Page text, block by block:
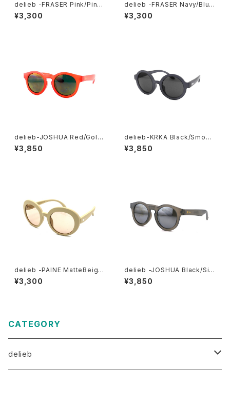
delieb -FRASER Pink/Pink
mirror- KIDSsize
¥3,300
delieb -FRASER Navy/Blue
mirror- KIDSsize
¥3,300
delieb-JOSHUA Red/Gold
mirror- BABYsize
¥3,850
delieb-KRKA Black/Smoke
- KIDSsize
¥3,850
delieb -PAINE MatteBeige/
LightBrown- KIDSsize
¥3,300
delieb -JOSHUA Black/Silv
ermirror- BABYsize
¥3,850
CATEGORY
delieb